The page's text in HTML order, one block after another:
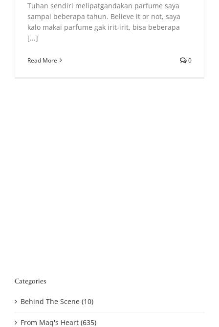
Tuhan sendiri melipatgandakan parfume saya
sampai beberapa tahun. Believe it or not, saya
kalo makai parfume gak irit-irit, bisa beberapa
[...]
Read More 0
Categories
Behind The Scene (10)
From Maq's Heart (635)